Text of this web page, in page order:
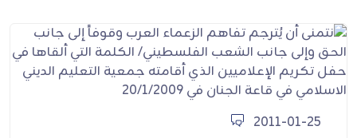
2011-01-25